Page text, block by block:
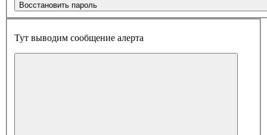
Восстановить пароль
Тут выводим сообщение алерта